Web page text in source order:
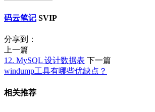
码云笔记 SVIP
分享到：
上一篇
12. MySQL 设计数据表 下一篇
windump工具有哪些优缺点？
相关推荐